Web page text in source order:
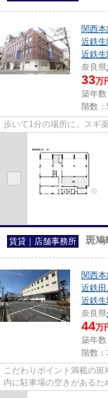
関西本
近鉄生
近鉄生
奈良県
33万
築年数
階数
歩いて1分の場所に、スギ
賃貸｜店舗事務所 斑鳩
関西本
近鉄
近鉄生
奈良県
44万
築年数
階数
こだわりポイント満載の
内に駐車場の空きがある